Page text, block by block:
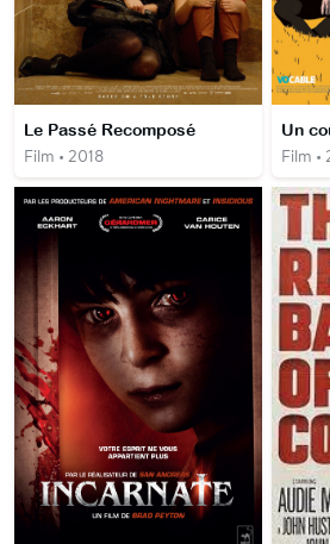
Le Passé Recomposé
Film • 2018
Un
Film •